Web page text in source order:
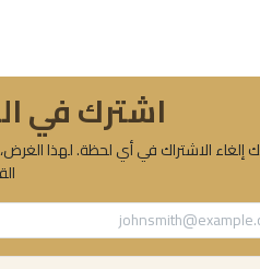
اشترك في
إلغاء الاشتراك في أي لحظة. لهذا